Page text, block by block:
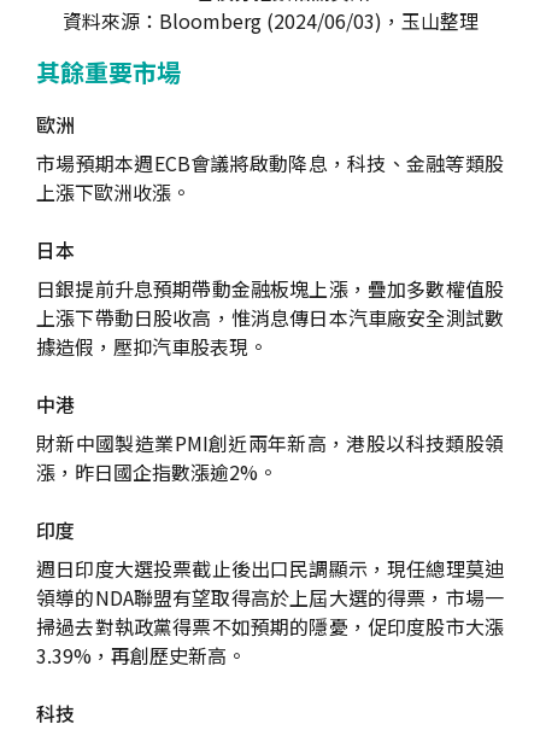
資料來源：Bloomberg (2024/06/03)，玉山整理
其餘重要市場
歐洲
市場預期本週ECB會議將啟動降息，科技、金融等類股
上漲下歐洲收漲。
日本
日銀提前升息預期帶動金融板塊上漲，疊加多數權值股
上漲下帶動日股收高，惟消息傳日本汽車廠安全測試數
據造假，壓抑汽車股表現。
中港
財新中國製造業PMI創近兩年新高，港股以科技類股領
漲，昨日國企指數漲逾2%。
印度
週日印度大選投票截止後出口民調顯示，現任總理莫迪
領導的NDA聯盟有望取得高於上屆大選的得票，市場一
掃過去對執政黨得票不如預期的隱憂，促印度股市大漲
3.39%，再創歷史新高。
科技